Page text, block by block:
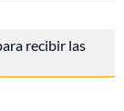
recibir las